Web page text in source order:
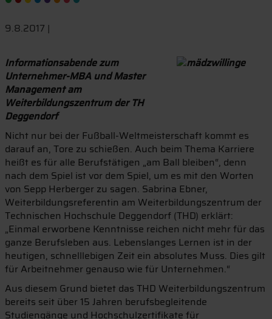
9.8.2017 |
Informationsabende zum
Unternehmer-MBA und Master
Management am
Weiterbildungszentrum der TH
Deggendorf
Nicht nur bei der Fußball-Weltmeisterschaft kommt es
darauf an, Tore zu schießen. Auch beim Thema Karriere
heißt es für alle Berufstätigen „am Ball bleiben“, denn
nach dem Spiel ist vor dem Spiel, um es mit den Worten
von Sepp Herberger zu sagen. Sabrina Ebner,
Weiterbildungsreferentin am Weiterbildungszentrum der
Technischen Hochschule Deggendorf (THD) erklärt:
„Einmal erworbene Kenntnisse reichen nicht mehr für das
ganze Berufsleben aus. Lebenslanges Lernen ist in der
heutigen, schnelllebigen Zeit ein absolutes Muss. Dies gilt
für Arbeitnehmer genauso wie für Unternehmen.“
Aus diesem Grund bietet das THD Weiterbildungszentrum
bereits seit über 15 Jahren berufsbegleitende
Studiengänge und Hochschulzertifikate für